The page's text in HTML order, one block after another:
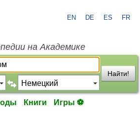
EN DE ES FR
на Академике
Найти!
Книги Игры ⚽